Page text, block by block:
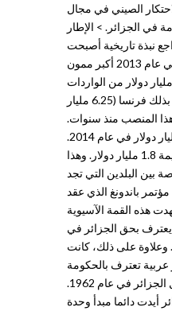
الصيني في مجال
في الجزائر. > الإطار
نبذة تاريخية أصبحت
جمهورية الصين الشعبية في عام 2013 أكبر ممون
اقتصادي للجزائر مع 6.82 مليار دولار من الواردات
(+ 14.33٪)، متجاوزة بذلك فرنسا (6.25 مليار
المنصب منذ سنوات.
وصل هذا الرقم إلى 8.2 مليار دولار في عام 2014.
كما تمثل عاشر مستورد بقيمة 1.8 مليار دولار. وهذا
بين البلدين التي تجد
باندونغ الذي عقد
1955. شهدت هذه القمة الآسيوية
يعترف بحق الجزائر في
وعلاوة على ذلك، كانت
عربية تعترف بالحكومة
المؤقتة (1958) واستقلال الجزائر في عام 1962.
أيدت دائما مبدأ وحدة